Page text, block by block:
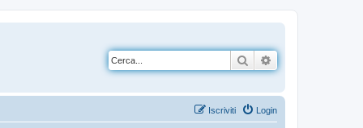
Cerca
Login
Iscriviti